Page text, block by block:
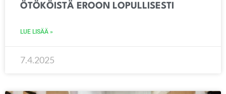
ÖTÖKÖISTÄ EROON LOPULLISESTI
LUE LISÄÄ »
7.4.2025